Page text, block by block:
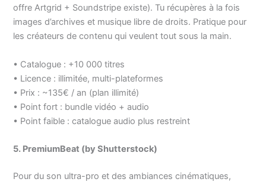
offre Artgrid + Soundstripe existe). Tu récupères à la fois
images d’archives et musique libre de droits. Pratique pour
les créateurs de contenu qui veulent tout sous la main.
• Catalogue : +10 000 titres
• Licence : illimitée, multi-plateformes
• Prix : ~135€ / an (plan illimité)
• Point fort : bundle vidéo + audio
• Point faible : catalogue audio plus restreint
5. PremiumBeat (by Shutterstock)
Pour du son ultra-pro et des ambiances cinématiques,